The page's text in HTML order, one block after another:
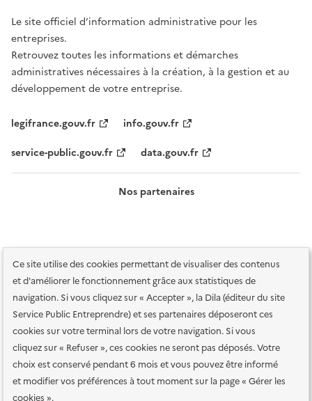
Ce site utilise des cookies permettant de visualiser des contenus
et d'améliorer le fonctionnement grâce aux statistiques de
navigation. Si vous cliquez sur « Accepter », la Dila (éditeur du site
Service Public Entreprendre) et ses partenaires déposeront ces
cookies sur votre terminal lors de votre navigation. Si vous
cliquez sur « Refuser », ces cookies ne seront pas déposés. Votre
choix est conservé pendant 6 mois et vous pouvez être informé
et modifier vos préférences à tout moment sur la page « Gérer les
cookies ».
Le site officiel d’information administrative pour les
entreprises.
Retrouvez toutes les informations et démarches
administratives nécessaires à la création, à la gestion et au
développement de votre entreprise.
legifrance.gouv.fr
info.gouv.fr
service-public.gouv.fr
data.gouv.fr
Nos partenaires
Plan du site Accessibilité : totalement conforme
Accessibilité des
services en ligne
Mentions légales Données personnelles et sécurité
Conditions générales d'utilisation
Gestion des cookies
Paramètres d'affichage